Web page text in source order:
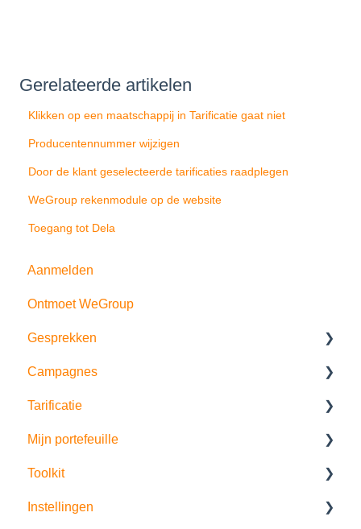
Gerelateerde artikelen
Klikken op een maatschappij in Tarificatie gaat niet
Producentennummer wijzigen
Door de klant geselecteerde tarificaties raadplegen
WeGroup rekenmodule op de website
Toegang tot Dela
Aanmelden
Ontmoet WeGroup
Gesprekken
Verkoopgesprek
Risico- en behoefte analyse
Bedrijfsscan
Historiek
Campagnes
Prospectie
Klantopvolging
Portefeuillegroei
Tarificatie
Extra specificaties
Mijn portefeuille
Partijen
Offertes
Toolkit
Artificiële intelligentie
Instellingen